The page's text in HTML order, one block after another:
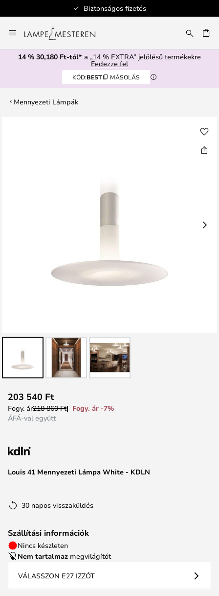
Biztonságos fizetés
a
tartalomhoz
14 % 30,180 Ft-tól* a „14 % EXTRA” jelölésű termékekre
Fedezze fel
KÓD:BEST MÁSOLÁS
Mennyezeti Lámpák
képgaléria
Louis 41 Mennyezeti Lámpa White - KDLN
203 540 Ft
Fogy. ár218 860 Ft
Fogy. ár -7%
ÁFÁ-val együtt
30 napos visszaküldés
Szállítási információk
Nincs készleten
Nem tartalmaz megvilágítót
VÁLASSZON E27 IZZÓT